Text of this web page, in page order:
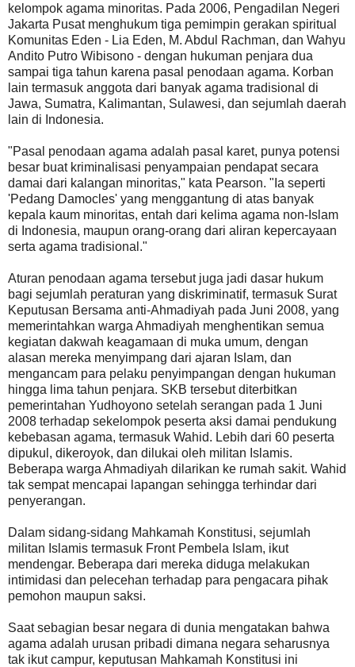
kelompok agama minoritas. Pada 2006, Pengadilan Negeri
Jakarta Pusat menghukum tiga pemimpin gerakan spiritual
Komunitas Eden - Lia Eden, M. Abdul Rachman, dan Wahyu
Andito Putro Wibisono - dengan hukuman penjara dua
sampai tiga tahun karena pasal penodaan agama. Korban
lain termasuk anggota dari banyak agama tradisional di
Jawa, Sumatra, Kalimantan, Sulawesi, dan sejumlah daerah
lain di Indonesia.
"Pasal penodaan agama adalah pasal karet, punya potensi
besar buat kriminalisasi penyampaian pendapat secara
damai dari kalangan minoritas," kata Pearson. "Ia seperti
'Pedang Damocles' yang menggantung di atas banyak
kepala kaum minoritas, entah dari kelima agama non-Islam
di Indonesia, maupun orang-orang dari aliran kepercayaan
serta agama tradisional."
Aturan penodaan agama tersebut juga jadi dasar hukum
bagi sejumlah peraturan yang diskriminatif, termasuk Surat
Keputusan Bersama anti-Ahmadiyah pada Juni 2008, yang
memerintahkan warga Ahmadiyah menghentikan semua
kegiatan dakwah keagamaan di muka umum, dengan
alasan mereka menyimpang dari ajaran Islam, dan
mengancam para pelaku penyimpangan dengan hukuman
hingga lima tahun penjara. SKB tersebut diterbitkan
pemerintahan Yudhoyono setelah serangan pada 1 Juni
2008 terhadap sekelompok peserta aksi damai pendukung
kebebasan agama, termasuk Wahid. Lebih dari 60 peserta
dipukul, dikeroyok, dan dilukai oleh militan Islamis.
Beberapa warga Ahmadiyah dilarikan ke rumah sakit. Wahid
tak sempat mencapai lapangan sehingga terhindar dari
penyerangan.
Dalam sidang-sidang Mahkamah Konstitusi, sejumlah
militan Islamis termasuk Front Pembela Islam, ikut
mendengar. Beberapa dari mereka diduga melakukan
intimidasi dan pelecehan terhadap para pengacara pihak
pemohon maupun saksi.
Saat sebagian besar negara di dunia mengatakan bahwa
agama adalah urusan pribadi dimana negara seharusnya
tak ikut campur, keputusan Mahkamah Konstitusi ini